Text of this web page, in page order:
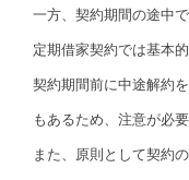
一方、契約期間の途中
定期借家契約では基本
契約期間前に中途解約
もあるため、注意が必要
また、原則として契約